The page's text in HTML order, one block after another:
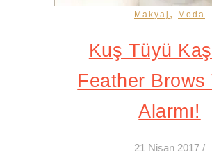
Makyaj , Moda
Kuş Tüyü
Feather Brows
Alarmı!
21 Nisan 2017 /